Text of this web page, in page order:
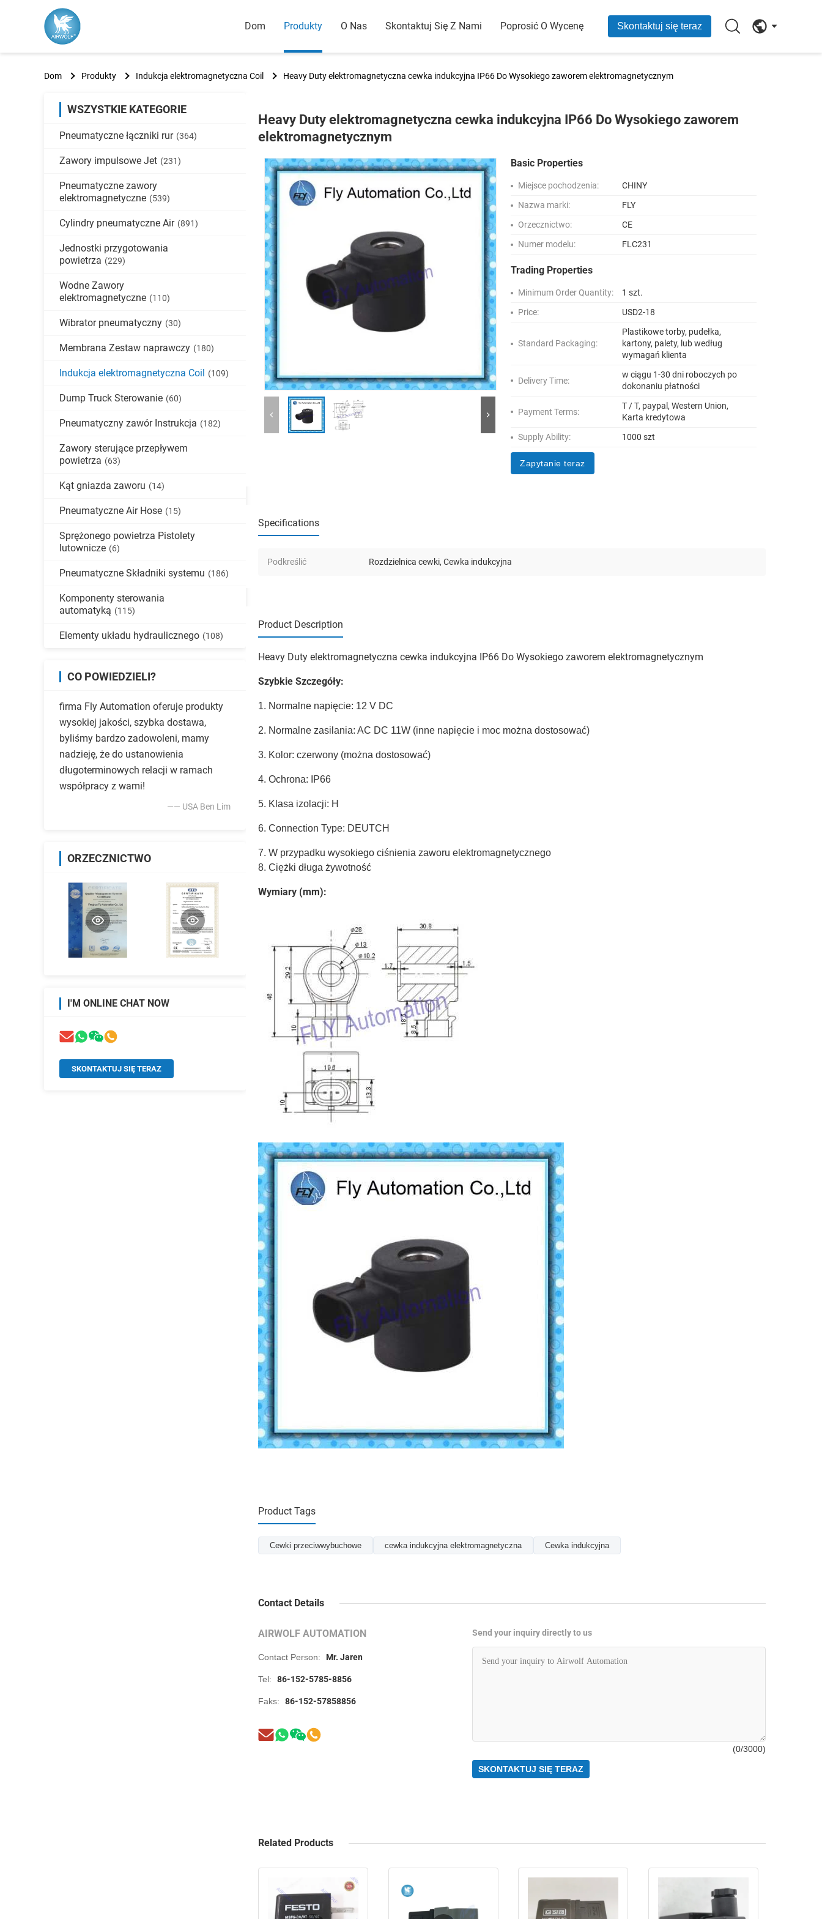
Dom Produkty O Nas Skontaktuj Się Z Nami Poprosić O Wycenę Skontaktuj się teraz
Dom Produkty Indukcja elektromagnetyczna Coil Heavy Duty elektromagnetyczna cewka indukcyjna IP66 Do Wysokiego zaworem elektromagnetycznym
WSZYSTKIE KATEGORIE
Pneumatyczne łączniki rur (364)
Zawory impulsowe Jet (231)
Pneumatyczne zawory
elektromagnetyczne (539)
Cylindry pneumatyczne Air (891)
Jednostki przygotowania
powietrza (229)
Wodne Zawory
elektromagnetyczne (110)
Wibrator pneumatyczny (30)
Membrana Zestaw naprawczy (180)
Indukcja elektromagnetyczna Coil (109)
Dump Truck Sterowanie (60)
Pneumatyczny zawór Instrukcja (182)
Zawory sterujące przepływem
powietrza (63)
Kąt gniazda zaworu (14)
Pneumatyczne Air Hose (15)
Sprężonego powietrza Pistolety
lutownicze (6)
Pneumatyczne Składniki systemu (186)
Komponenty sterowania
automatyką (115)
Elementy układu hydraulicznego (108)
CO POWIEDZIELI?
firma Fly Automation oferuje produkty
wysokiej jakości, szybka dostawa,
byliśmy bardzo zadowoleni, mamy
nadzieję, że do ustanowienia
długoterminowych relacji w ramach
współpracy z wami!
—— USA Ben Lim
ORZECZNICTWO
I'M ONLINE CHAT NOW
SKONTAKTUJ SIĘ TERAZ
Heavy Duty elektromagnetyczna cewka indukcyjna IP66 Do Wysokiego zaworem
elektromagnetycznym
Basic Properties
Miejsce pochodzenia:
CHINY
Nazwa marki:
FLY
Orzecznictwo:
CE
Numer modelu:
FLC231
Trading Properties
Minimum Order Quantity:
1 szt.
Price:
USD2-18
Standard Packaging:
Plastikowe torby, pudełka,
kartony, palety, lub według
wymagań klienta
Delivery Time:
w ciągu 1-30 dni roboczych po
dokonaniu płatności
Payment Terms:
T / T, paypal, Western Union,
Karta kredytowa
Supply Ability:
1000 szt
Zapytanie teraz
Specifications
Podkreślić Rozdzielnica cewki, Cewka indukcyjna
Product Description
Heavy Duty elektromagnetyczna cewka indukcyjna IP66 Do Wysokiego zaworem elektromagnetycznym
Szybkie Szczegóły:
1. Normalne napięcie: 12 V DC
2. Normalne zasilania: AC DC 11W (inne napięcie i moc można dostosować)
3. Kolor: czerwony (można dostosować)
4. Ochrona: IP66
5. Klasa izolacji: H
6. Connection Type: DEUTCH
7. W przypadku wysokiego ciśnienia zaworu elektromagnetycznego
8. Ciężki długa żywotność
Wymiary (mm):
Product Tags
Cewki przeciwwybuchowe cewka indukcyjna elektromagnetyczna Cewka indukcyjna
Contact Details
AIRWOLF AUTOMATION
Contact Person: Mr. Jaren
Tel: 86-152-5785-8856
Faks: 86-152-57858856
Send your inquiry directly to us
(0/3000)
SKONTAKTUJ SIĘ TERAZ
Related Products